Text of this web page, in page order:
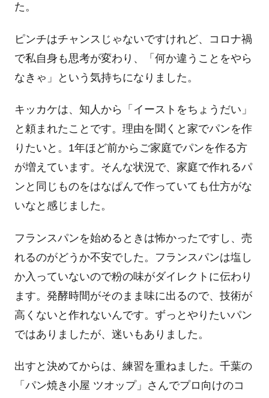
た。
ピンチはチャンスじゃないですけれど、コロナ禍
で私自身も思考が変わり、「何か違うことをやら
なきゃ」という気持ちになりました。
キッカケは、知人から「イーストをちょうだい」
と頼まれたことです。理由を聞くと家でパンを作
りたいと。1年ほど前からご家庭でパンを作る方
が増えています。そんな状況で、家庭で作れるパ
ンと同じものをはなぱんで作っていても仕方がな
いなと感じました。
フランスパンを始めるときは怖かったですし、売
れるのがどうか不安でした。フランスパンは塩し
か入っていないので粉の味がダイレクトに伝わり
ます。発酵時間がそのまま味に出るので、技術が
高くないと作れないんです。ずっとやりたいパン
ではありましたが、迷いもありました。
出すと決めてからは、練習を重ねました。千葉の
「パン焼き小屋 ツオップ」さんでプロ向けのコ